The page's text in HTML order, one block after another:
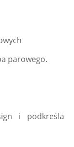
parowego.
i podkreśla